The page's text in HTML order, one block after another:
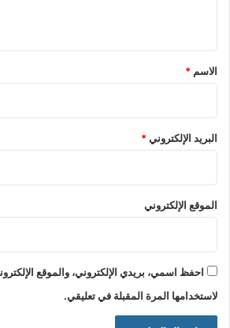
*
الاسم *
البريد الإلكتروني*
الموقع الإلكتروني
احفظ اسمي، بريدي الإلكتروني، والموقع
لاستخدامها المرة المقبلة في تعليقي.